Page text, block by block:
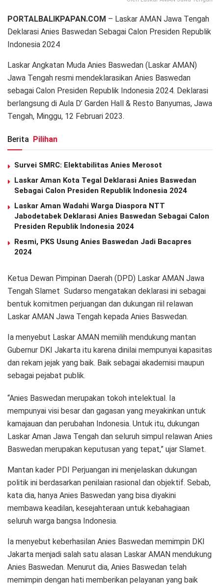
PORTALBALIKPAPAN.COM – Laskar AMAN Jawa Tengah
Deklarasi Anies Baswedan Sebagai Calon Presiden Republik
Indonesia 2024
Laskar Angkatan Muda Anies Baswedan (Laskar AMAN)
Jawa Tengah resmi mendeklarasikan Anies Baswedan
sebagai Calon Presiden Republik Indonesia 2024. Deklarasi
berlangsung di Aula D’ Garden Hall & Resto Banyumas, Jawa
Tengah, Minggu, 12 Februari 2023.
Berita Pilihan
Survei SMRC: Elektabilitas Anies Merosot
Laskar Aman Kota Tegal Deklarasi Anies Baswedan
Sebagai Calon Presiden Republik Indonesia 2024
Laskar Aman Wadahi Warga Diaspora NTT
Jabodetabek Deklarasi Anies Baswedan Sebagai Calon
Presiden Republik Indonesia 2024
Resmi, PKS Usung Anies Baswedan Jadi Bacapres
2024
Ketua Dewan Pimpinan Daerah (DPD) Laskar AMAN Jawa
Tengah Slamet Sudarso mengatakan deklarasi ini sebagai
bentuk komitmen perjuangan dan dukungan riil relawan
Laskar AMAN Jawa Tengah kepada Anies Baswedan.
Ia menyebut Laskar AMAN memilih mendukung mantan
Gubernur DKI Jakarta itu karena dinilai mempunyai kapasitas
dan rekam jejak yang baik. Baik sebagai akademisi maupun
sebagai pejabat publik.
“Anies Baswedan merupakan tokoh intelektual. Ia
mempunyai visi besar dan gagasan yang meyakinkan untuk
kamajauan dan perubahan Indonesia. Untuk itu, dukungan
Laskar Aman Jawa Tengah dan seluruh simpul relawan Anies
Baswedan merupakan keputusan yang tepat,” ujar Slamet.
Mantan kader PDI Perjuangan ini menjelaskan dukungan
politik ini berdasarkan penilaian rasional dan objektif. Sebab,
kata dia, hanya Anies Baswedan yang bisa diyakini
membawa keadilan, kesejahteraan untuk kebahagiaan
seluruh warga bangsa Indonesia.
Ia menyebut keberhasilan Anies Baswedan memimpin DKI
Jakarta menjadi salah satu alasan Laskar AMAN mendukung
Anies Baswedan. Menurut dia, Anies Baswedan telah
memimpin dengan hati memberikan pelayanan yang baik